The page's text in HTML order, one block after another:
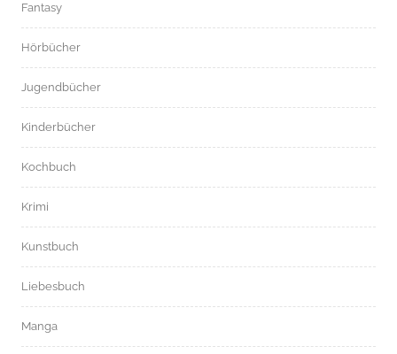
Fantasy
Hörbücher
Jugendbücher
Kinderbücher
Kochbuch
Krimi
Kunstbuch
Liebesbuch
Manga